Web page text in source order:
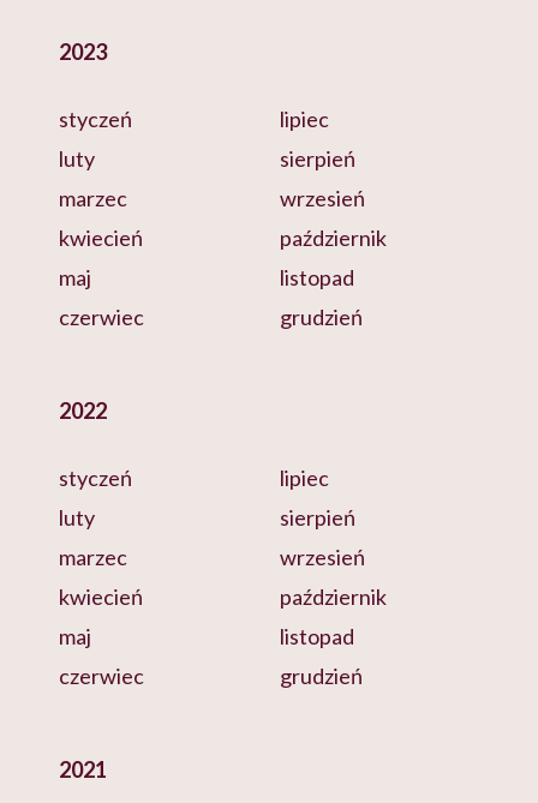
2023
styczeń
luty
marzec
kwiecień
maj
czerwiec
lipiec
sierpień
wrzesień
październik
listopad
grudzień
2022
styczeń
luty
marzec
kwiecień
maj
czerwiec
lipiec
sierpień
wrzesień
październik
listopad
grudzień
2021